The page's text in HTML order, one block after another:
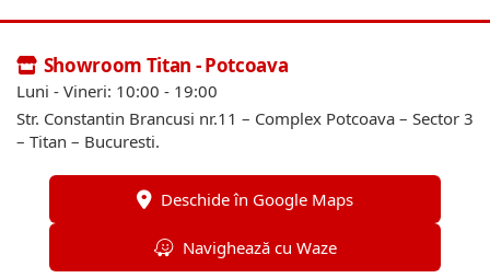
Showroom Titan - Potcoava
Luni - Vineri: 10:00 - 19:00
Str. Constantin Brancusi nr.11 – Complex Potcoava – Sector 3
– Titan – Bucuresti.
Deschide în Google Maps
Navighează cu Waze